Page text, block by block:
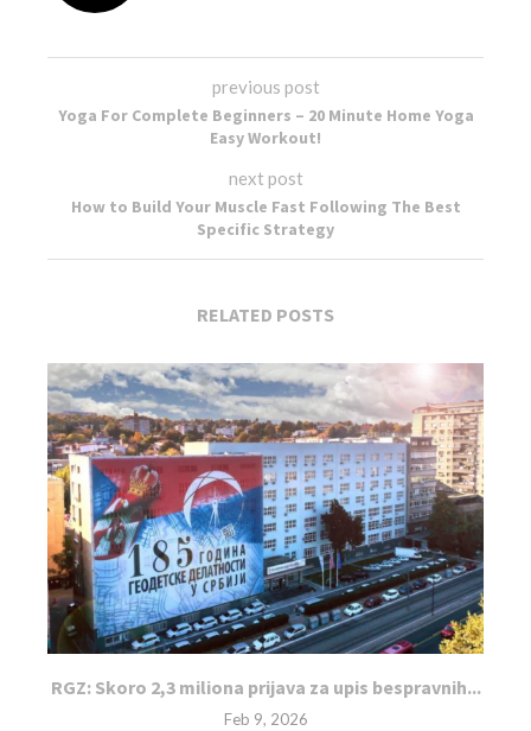
previous post
Yoga For Complete Beginners – 20 Minute Home Yoga
Easy Workout!
next post
How to Build Your Muscle Fast Following The Best
Specific Strategy
RELATED POSTS
RGZ: Skoro 2,3 miliona prijava za upis bespravnih...
Feb 9, 2026